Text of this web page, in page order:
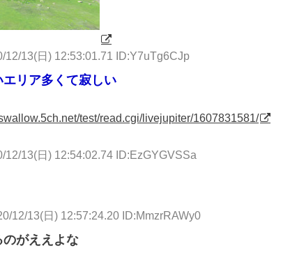
12/13(日) 12:53:01.71 ID:Y7uTg6CJp
リア多くて寂しい
test/read.cgi/livejupiter/1607831581/
12/13(日) 12:54:02.74 ID:EzGYGVSSa
12/13(日) 12:57:24.20 ID:MmzrRAWy0
のがええよな